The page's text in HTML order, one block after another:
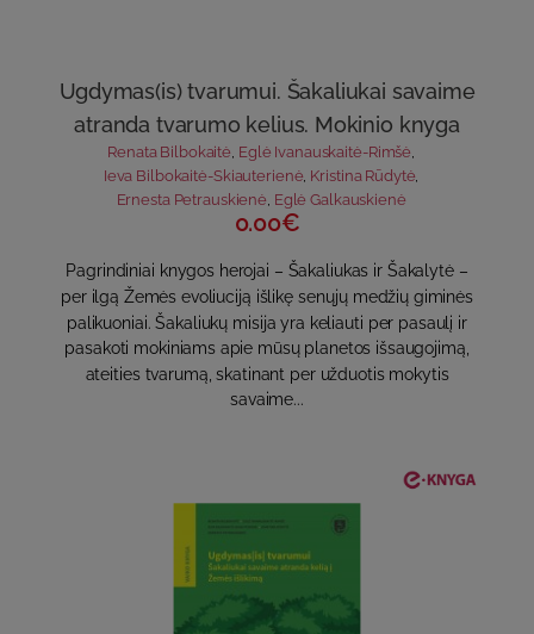
Ugdymas(is) tvarumui. Šakaliukai savaime
atranda tvarumo kelius. Mokinio knyga
Renata Bilbokaitė, Eglė Ivanauskaitė-Rimšė,
Ieva Bilbokaitė-Skiauterienė, Kristina Rūdytė,
Ernesta Petrauskienė Eglė Galkauskienė
0.00€
Pagrindiniai knygos herojai – Šakaliukas ir Šakalytė –
per ilgą Žemės evoliuciją išlikę senųjų medžių giminės
palikuoniai. Šakaliukų misija yra keliauti per pasaulį ir
pasakoti mokiniams apie mūsų planetos išsaugojimą,
ateities tvarumą, skatinant per užduotis mokytis
savaime...